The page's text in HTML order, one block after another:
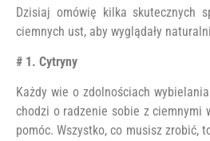
Dzisiaj omówię kilka skutecznych
ciemnych ust, aby wyglądały
# 1. Cytryny
Każdy wie o zdolnościach
chodzi o radzenie sobie z ciemnymi
pomóc. Wszystko, co musisz zrobić,